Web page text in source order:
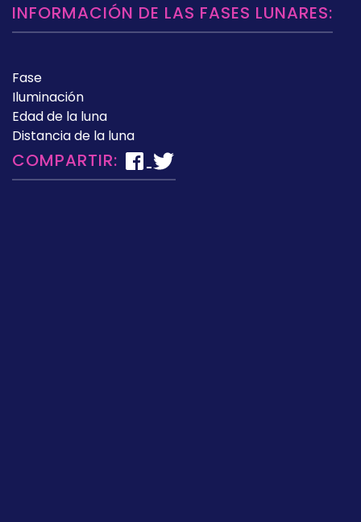
INFORMACIÓN DE LAS FASES LUNARES:
Fase
Iluminación
Edad de la luna
Distancia de la luna
COMPARTIR: